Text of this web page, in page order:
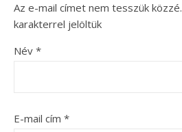
Az e-mail címet nem tesszük közzé.
karakterrel jelöltük
Név *
E-mail cím *